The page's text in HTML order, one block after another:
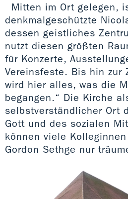
Mitten im Ort gelegen,
denkmalgeschützte
dessen geistliches
nutzt diesen größten
für Konzerte,
Vereinsfeste. Bis hin zur
wird hier alles, was die
begangen.“ Die Kirche
selbstverständlicher Ort
Gott und des sozialen
können viele
Gordon Sethge nur